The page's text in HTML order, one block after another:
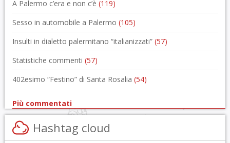
A Palermo c’era e non c’è (119)
Sesso in automobile a Palermo (105)
Insulti in dialetto palermitano “italianizzati” (57)
Statistiche commenti (57)
402esimo “Festino” di Santa Rosalia (54)
Più commentati
Hashtag cloud